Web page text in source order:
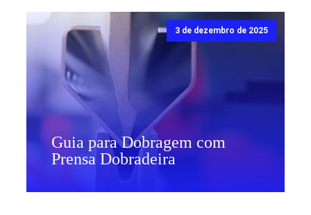
3 de dezembro de 2025
Guia para Dobragem com
Prensa Dobradeira